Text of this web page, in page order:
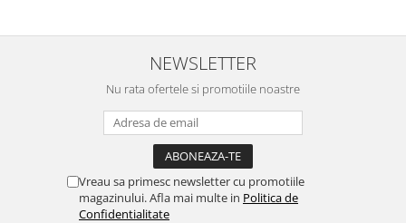
doua zi). RECOMAND SOFILINE!!!
NEWSLETTER
Nu rata ofertele si promotiile noastre
Vreau sa primesc newsletter cu promotiile
magazinului. Afla mai multe in Politica de
Confidentialitate